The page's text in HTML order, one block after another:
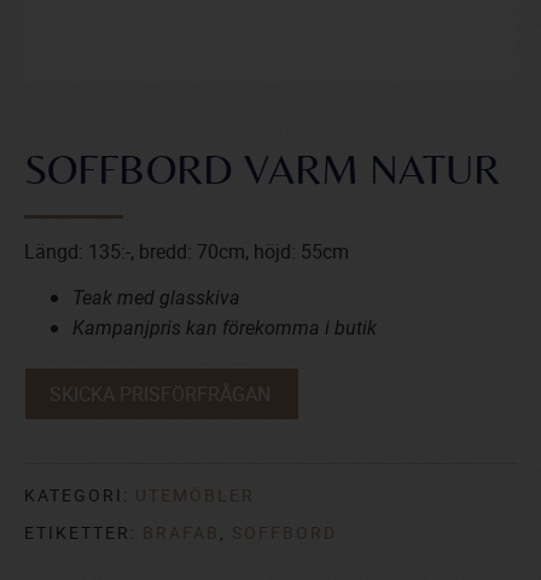
SOFFBORD VARM NATUR
Längd: 135:-, bredd: 70cm, höjd: 55cm
Teak med glasskiva
Kampanjpris kan förekomma i butik
SKICKA PRISFÖRFRÅGAN
KATEGORI: UTEMÖBLER
ETIKETTER: BRAFAB , SOFFBORD